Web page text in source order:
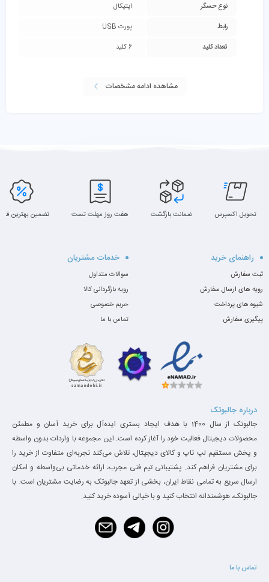
نوع حسگر
اپتیکال
رابط
پورت USB
تعداد کلید
6 کلید
مشاهده ادامه مشخصات
تحویل اکسپرس ضمانت بازگشت هفت روز مهلت تست تضمین بهترین
راهنمای خرید
ثبت سفارش
رویه های ارسال سفارش
شیوه های پرداخت
پیگیری سفارش
خدمات مشتریان
سوالات متداول
رویه بازگردانی کالا
حریم خصوصی
تماس با ما
درباره جالبوتک
جالبوتک از سال 1400 با هدف ایجاد بستری ایده‌آل برای خرید آسان و مطمئن
محصولات دیجیتال فعالیت خود را آغاز کرده است. این مجموعه با واردات بدون واسطه
و پخش مستقیم لپ تاپ و کالای دیجیتال، تلاش می‌کند تجربه‌ای متفاوت از خرید را
برای مشتریان فراهم کند. پشتیبانی تیم فنی مجرب، ارائه خدماتی بی‌واسطه و امکان
ارسال سریع به تمامی نقاط ایران، بخشی از تعهد جالبوتک به رضایت مشتریان است. با
جالبوتک، هوشمندانه انتخاب کنید و با خیالی آسوده خرید کنید.
تماس با ما